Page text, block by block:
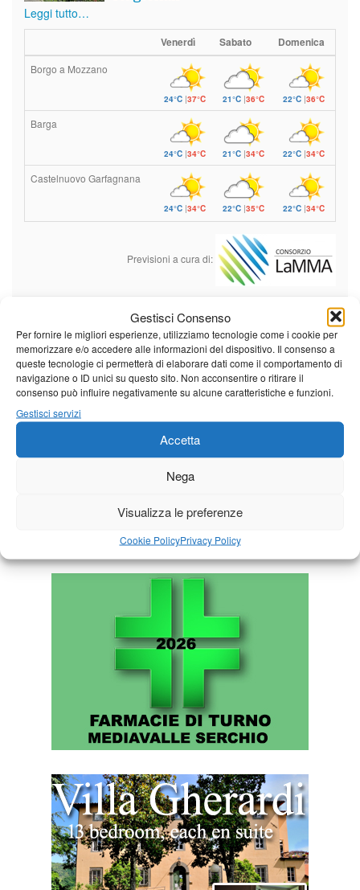
Gestisci Consenso
Per fornire le migliori esperienze, utilizziamo tecnologie come i cookie per
memorizzare e/o accedere alle informazioni del dispositivo. Il consenso a
queste tecnologie ci permetterà di elaborare dati come il comportamento di
navigazione o ID unici su questo sito. Non acconsentire o ritirare il
consenso può influire negativamente su alcune caratteristiche e funzioni.
Gestisci servizi
Accetta
Nega
Visualizza le preferenze
Cookie PolicyPrivacy Policy
Leggi tutto…
Venerdì Sabato Domenica
Borgo a Mozzano
24°C|37°C 21°C|36°C 22°C |36°C
Barga
24°C|34°C 21°C|34°C 22°C |34°C
Castelnuovo Garfagnana
24°C|34°C 22°C|35°C 22°C |34°C
Previsioni a cura di:
Calendario eventi
« Lug Agosto 2026
Set »
L
M M G V S
D
1
2
6
13
26 27 28